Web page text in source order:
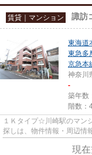
賃貸｜マンション 諏訪
東海道
東急多
京急本
神奈川
-
築年数
階数：
１Ｋタイプ☆川崎駅のマン
探しは、物件情報・周辺情
現在